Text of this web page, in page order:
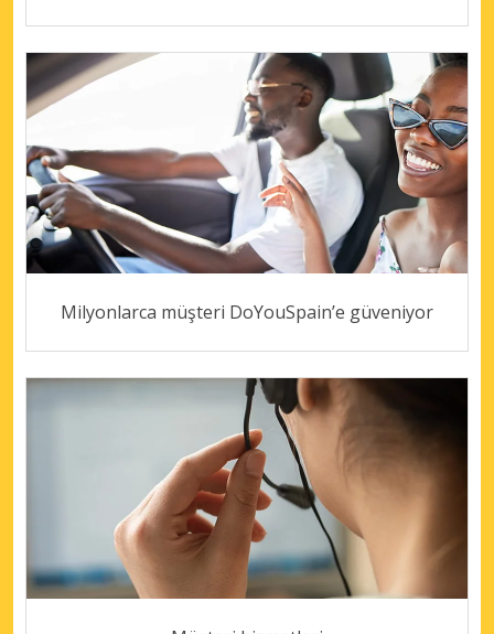
Milyonlarca müşteri DoYouSpain’e güveniyor